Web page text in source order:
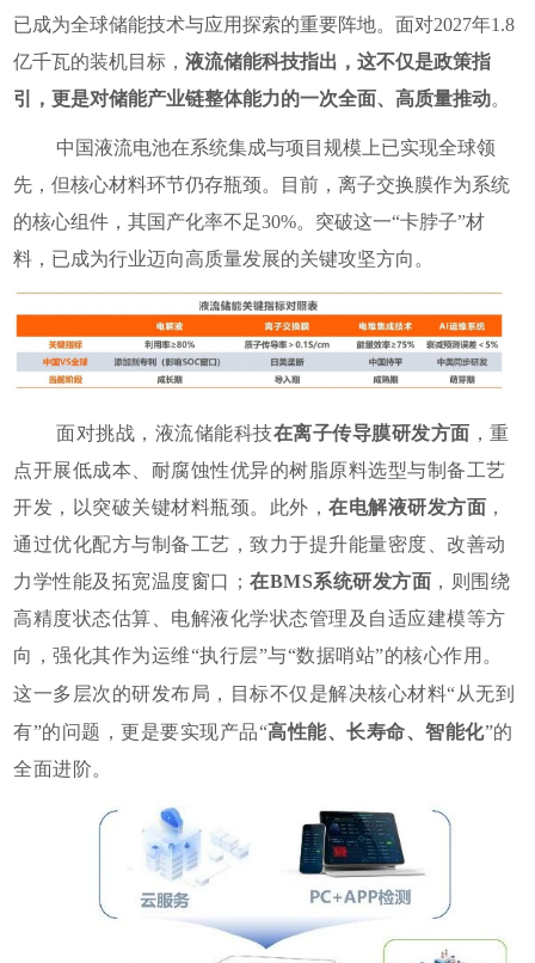
已成为全球储能技术与应用探索的重要阵地。面对2027年1.8
亿千瓦的装机目标，液流储能科技指出，这不仅是政策指
引，更是对储能产业链整体能力的一次全面、高质量推动。
中国液流电池在系统集成与项目规模上已实现全球领
先，但核心材料环节仍存瓶颈。目前，离子交换膜作为系统
的核心组件，其国产化率不足30%。突破这一“卡脖子”材
料，已成为行业迈向高质量发展的关键攻坚方向。
面对挑战，液流储能科技在离子传导膜研发方面 ，重
点开展低成本、耐腐蚀性优异的树脂原料选型与制备工艺
开发，以突破关键材料瓶颈。此外，在电解液研发方面 ，
通过优化配方与制备工艺，致力于提升能量密度、改善动
力学性能及拓宽温度窗口；在BMS系统研发方面 ，则围绕
高精度状态估算、电解液化学状态管理及自适应建模等方
向，强化其作为运维“执行层”与“数据哨站”的核心作用。
这一多层次的研发布局，目标不仅是解决核心材料“从无到
有”的问题，更是要实现产品“高性能、长寿命、智能化”的
全面进阶。